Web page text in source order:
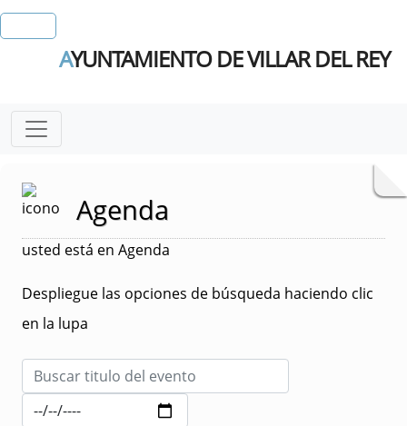
AYUNTAMIENTO DE VILLAR DEL REY
Agenda
usted está en Agenda
Despliegue las opciones de búsqueda haciendo clic
en la lupa